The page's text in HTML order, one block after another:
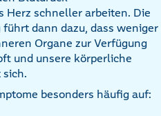
Herz schneller arbeiten. Die
dann dazu, dass weniger
Organe zur Verfügung
und unsere körperliche
besonders häufig auf: